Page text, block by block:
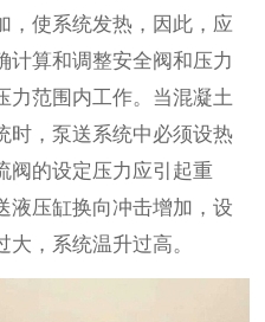
，使系统发热，因此，应
计算和调整安全阀和压力
力范围内工作。当混凝土
时，泵送系统中必须设热
阀的设定压力应引起重
液压缸换向冲击增加，设
，系统温升过高。